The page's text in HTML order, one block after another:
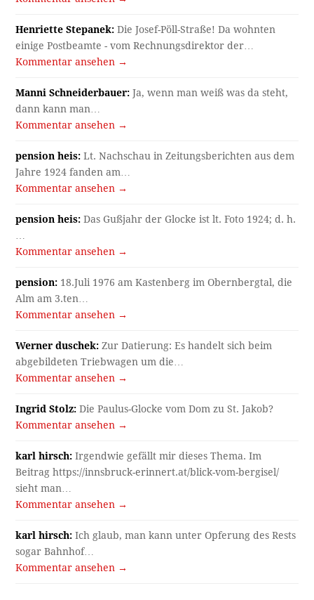
Henriette Stepanek: Die Josef-Pöll-Straße! Da wohnten
einige Postbeamte - vom Rechnungsdirektor der…
Kommentar ansehen →
Manni Schneiderbauer: Ja, wenn man weiß was da steht,
dann kann man…
Kommentar ansehen →
pension heis: Lt. Nachschau in Zeitungsberichten aus dem
Jahre 1924 fanden am…
Kommentar ansehen →
pension heis: Das Gußjahr der Glocke ist lt. Foto 1924; d. h.
Kommentar ansehen →
pension: 18.Juli 1976 am Kastenberg im Obernbergtal, die
Alm am 3.ten…
Kommentar ansehen →
Werner duschek: Zur Datierung: Es handelt sich beim
abgebildeten Triebwagen um die…
Kommentar ansehen →
Ingrid Stolz: Die Paulus-Glocke vom Dom zu St. Jakob?
Kommentar ansehen →
karl hirsch: Irgendwie gefällt mir dieses Thema. Im
Beitrag https://innsbruck-erinnert.at/blick-vom-bergisel/
sieht man…
Kommentar ansehen →
karl hirsch: Ich glaub, man kann unter Opferung des Rests
sogar Bahnhof…
Kommentar ansehen →